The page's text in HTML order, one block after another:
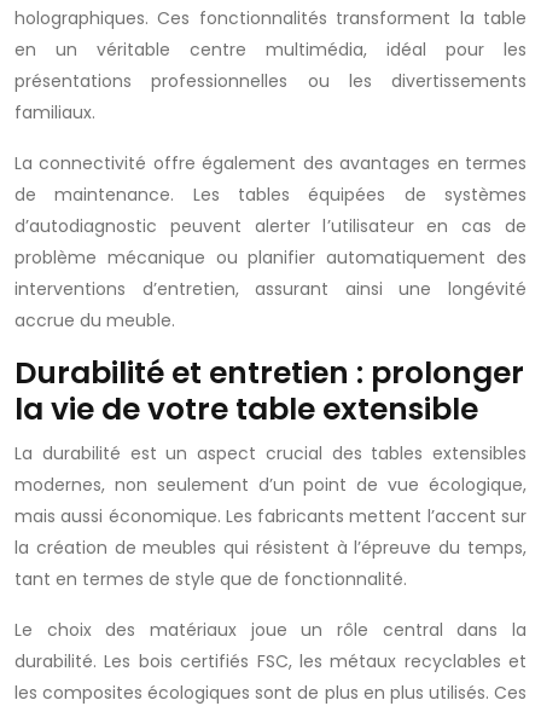
holographiques. Ces fonctionnalités transforment la table
en un véritable centre multimédia, idéal pour les
présentations professionnelles ou les divertissements
familiaux.
La connectivité offre également des avantages en termes
de maintenance. Les tables équipées de systèmes
d’autodiagnostic peuvent alerter l’utilisateur en cas de
problème mécanique ou planifier automatiquement des
interventions d’entretien, assurant ainsi une longévité
accrue du meuble.
Durabilité et entretien : prolonger
la vie de votre table extensible
La durabilité est un aspect crucial des tables extensibles
modernes, non seulement d’un point de vue écologique,
mais aussi économique. Les fabricants mettent l’accent sur
la création de meubles qui résistent à l’épreuve du temps,
tant en termes de style que de fonctionnalité.
Le choix des matériaux joue un rôle central dans la
durabilité. Les bois certifiés FSC, les métaux recyclables et
les composites écologiques sont de plus en plus utilisés. Ces